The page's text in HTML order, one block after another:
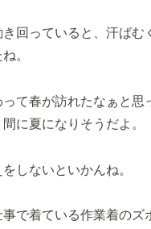
回っていると、汗ばむ
。
て春が訪れたなぁと思
に夏になりそうだよ。
しないといかんね。
で着ている作業着のズ